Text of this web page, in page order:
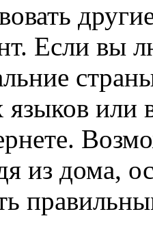
Если вы
языков
из дома,